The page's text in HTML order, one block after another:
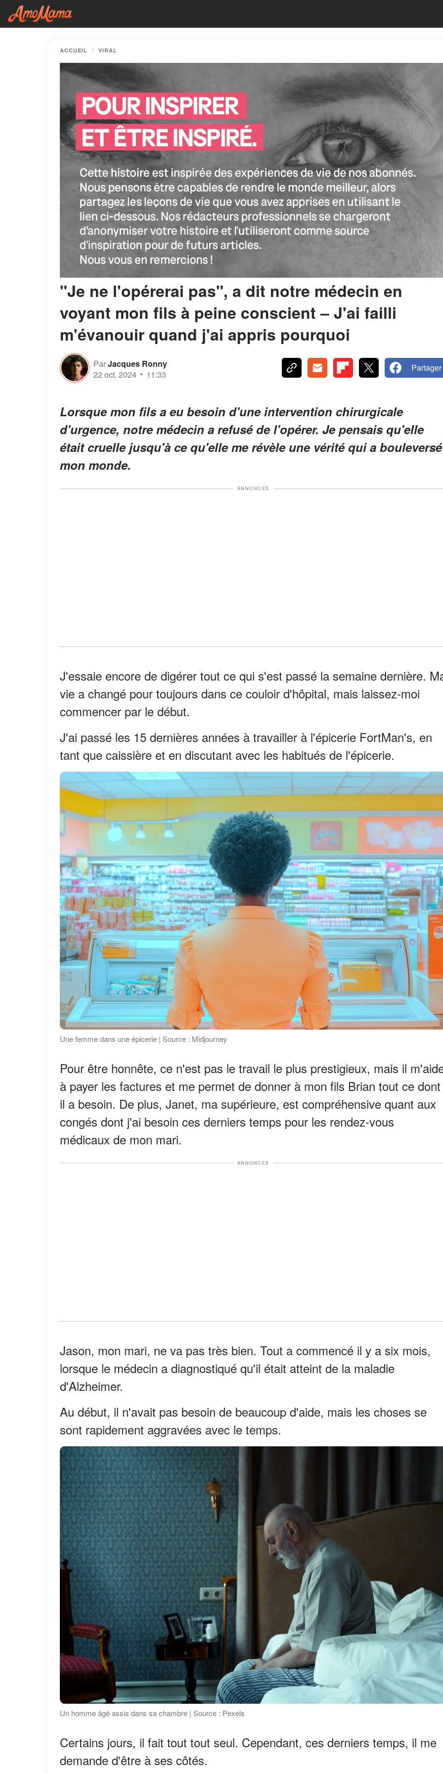
ACCUEIL VIRAL
"Je ne l'opérerai pas", a dit notre médecin en
voyant mon fils à peine conscient – J'ai failli
m'évanouir quand j'ai appris pourquoi
ParJacques Ronny
22 oct. 2024
11:33
Partager
Lorsque mon fils a eu besoin d'une intervention chirurgicale
d'urgence, notre médecin a refusé de l'opérer. Je pensais qu'elle
était cruelle jusqu'à ce qu'elle me révèle une vérité qui a bouleversé
mon monde.
ANNONCES
J'essaie encore de digérer tout ce qui s'est passé la semaine dernière.
vie a changé pour toujours dans ce couloir d'hôpital, mais laissez-moi
commencer par le début.
J'ai passé les 15 dernières années à travailler à l'épicerie FortMan's, en
tant que caissière et en discutant avec les habitués de l'épicerie.
Une femme dans une épicerie | Source : Midjourney
Pour être honnête, ce n'est pas le travail le plus prestigieux, mais il
à payer les factures et me permet de donner à mon fils Brian tout ce dont
il a besoin. De plus, Janet, ma supérieure, est compréhensive quant aux
congés dont j'ai besoin ces derniers temps pour les rendez-vous
médicaux de mon mari.
ANNONCES
Jason, mon mari, ne va pas très bien. Tout a commencé il y a six mois,
lorsque le médecin a diagnostiqué qu'il était atteint de la maladie
d'Alzheimer.
Au début, il n'avait pas besoin de beaucoup d'aide, mais les choses se
sont rapidement aggravées avec le temps.
Un homme âgé assis dans sa chambre | Source : Pexels
Certains jours, il fait tout tout seul. Cependant, ces derniers temps, il me
demande d'être à ses côtés.